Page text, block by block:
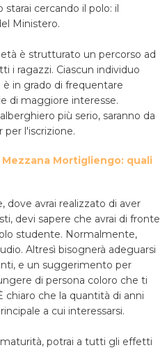
cercando il polo: il
Ministero.
è strutturato un percorso ad
i ragazzi. Ciascun individuo
in grado di frequentare
di maggiore interesse.
più serio, saranno da
l'iscrizione.
Mortigliengo: quali
dove avrai realizzato di aver
devi sapere che avrai di fronte
studente. Normalmente,
Altresì bisognerà adeguarsi
e un suggerimento per
di persona coloro che ti
chiaro che la quantità di anni
a cui interessarsi.
maturità, potrai a tutti gli effetti